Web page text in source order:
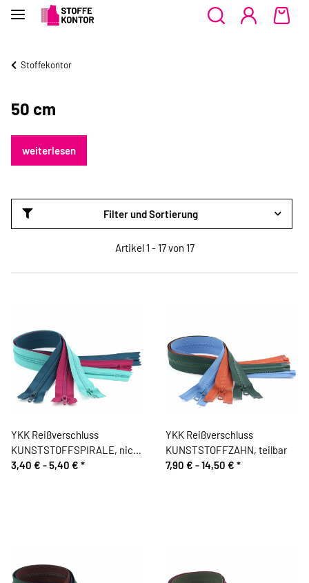
Stoffekontor
50 cm
weiterlesen
Filter und Sortierung
Artikel 1 - 17 von 17
YKK Reißverschluss
KUNSTSTOFFSPIRALE, nicht
teilbar
3,40 € -5,40 € *
YKK Reißverschluss
KUNSTSTOFFZAHN, teilbar
7,90 € -14,50 € *